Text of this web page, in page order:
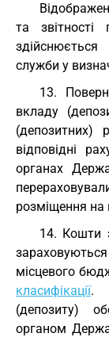
та
служби у
13.
вкладу
(депозитних)
відповідні
органах
розміщення на
14. Кошти
місцевого
класифікації.
(депозиту)
органом